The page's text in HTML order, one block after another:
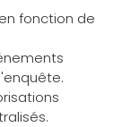
fonction de